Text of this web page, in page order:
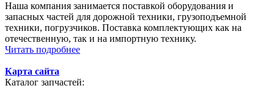
Наша компания занимается поставкой оборудования и
запасных частей для дорожной техники, грузоподъемной
техники, погрузчиков. Поставка комплектующих как на
отечественную, так и на импортную технику.
Читать подробнее
Карта сайта
Каталог запчастей: